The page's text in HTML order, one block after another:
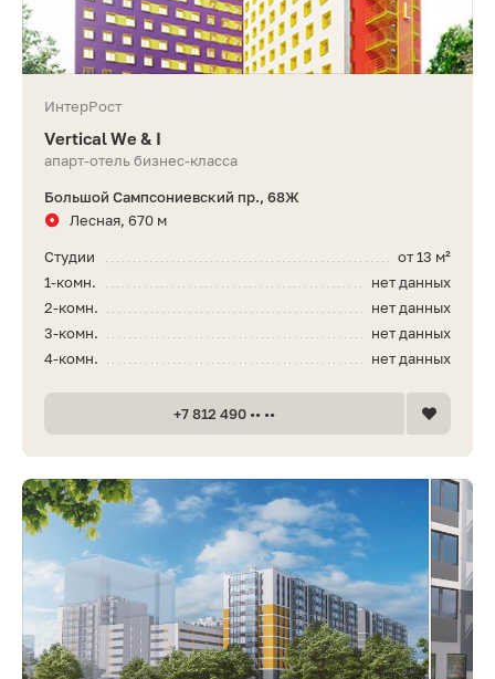
ИнтерРост
Vertiсal We & I
апарт-отель бизнес-класса
Большой Сампсониевский пр., 68Ж
Лесная, 670 м
от 13 м²
Студии
нет данных
1-комн.
нет данных
2-комн.
нет данных
3-комн.
нет данных
4-комн.
+7 812 490 •• ••